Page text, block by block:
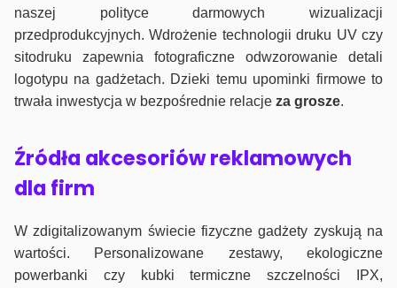
naszej polityce darmowych wizualizacji
przedprodukcyjnych. Wdrożenie technologii druku UV czy
sitodruku zapewnia fotograficzne odwzorowanie detali
logotypu na gadżetach. Dzieki temu upominki firmowe to
trwała inwestycja w bezpośrednie relacje za grosze.
Źródła akcesoriów reklamowych
dla firm
W zdigitalizowanym świecie fizyczne gadżety zyskują na
wartości. Personalizowane zestawy, ekologiczne
powerbanki czy kubki termiczne szczelności IPX,